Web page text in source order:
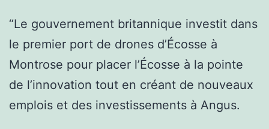
“Le gouvernement britannique investit dans
le premier port de drones d’Écosse à
Montrose pour placer l’Écosse à la pointe
de l’innovation tout en créant de nouveaux
emplois et des investissements à Angus.